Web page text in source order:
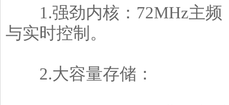
1.强劲内核：72MHz主频
与实时控制。
2.大容量存储：